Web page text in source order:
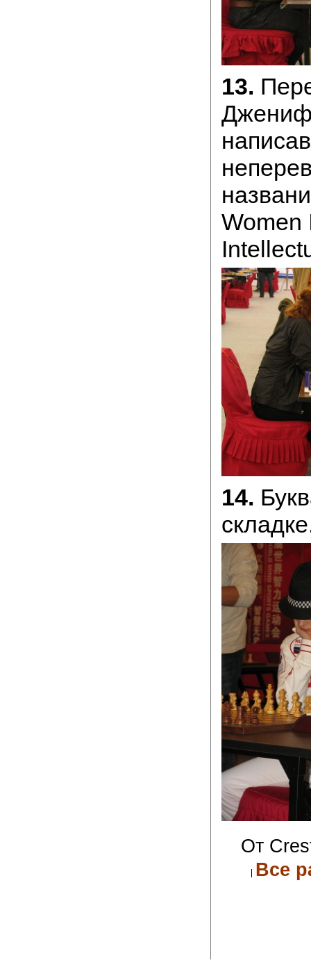
13.
Women
14.
От
Все